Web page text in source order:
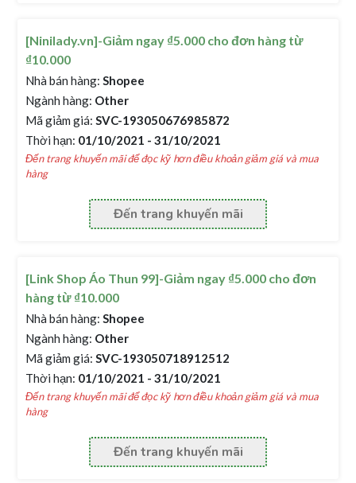
[Ninilady.vn]-Giảm ngay ₫5.000 cho đơn hàng từ
₫10.000
Nhà bán hàng: Shopee
Ngành hàng: Other
Mã giảm giá: SVC-193050676985872
Thời hạn: 01/10/2021 - 31/10/2021
Đến trang khuyến mãi để đọc kỹ hơn điều khoản giảm giá và mua
hàng
Đến trang khuyến mãi
[Link Shop Áo Thun 99]-Giảm ngay ₫5.000 cho đơn
hàng từ ₫10.000
Nhà bán hàng: Shopee
Ngành hàng: Other
Mã giảm giá: SVC-193050718912512
Thời hạn: 01/10/2021 - 31/10/2021
Đến trang khuyến mãi để đọc kỹ hơn điều khoản giảm giá và mua
hàng
Đến trang khuyến mãi